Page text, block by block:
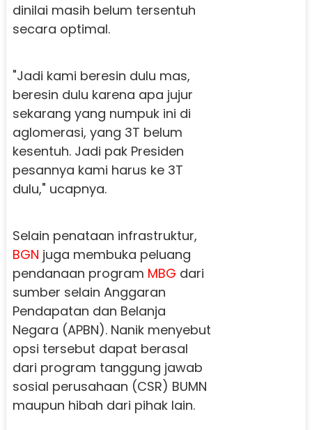
dinilai masih belum tersentuh
secara optimal.
"Jadi kami beresin dulu mas,
beresin dulu karena apa jujur
sekarang yang numpuk ini di
aglomerasi, yang 3T belum
kesentuh. Jadi pak Presiden
pesannya kami harus ke 3T
dulu," ucapnya.
Selain penataan infrastruktur,
BGN juga membuka peluang
pendanaan program MBG dari
sumber selain Anggaran
Pendapatan dan Belanja
Negara (APBN). Nanik menyebut
opsi tersebut dapat berasal
dari program tanggung jawab
sosial perusahaan (CSR) BUMN
maupun hibah dari pihak lain.